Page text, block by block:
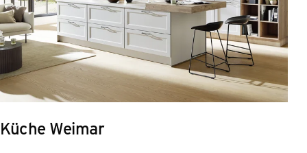
Küche Weimar